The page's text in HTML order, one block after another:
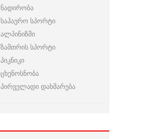
ნადირობა
საჰაერო სპორტი
ალპინიზმი
ზამთრის სპორტი
პიკნიკი
ცხენოსნობა
პირველადი დახმარება